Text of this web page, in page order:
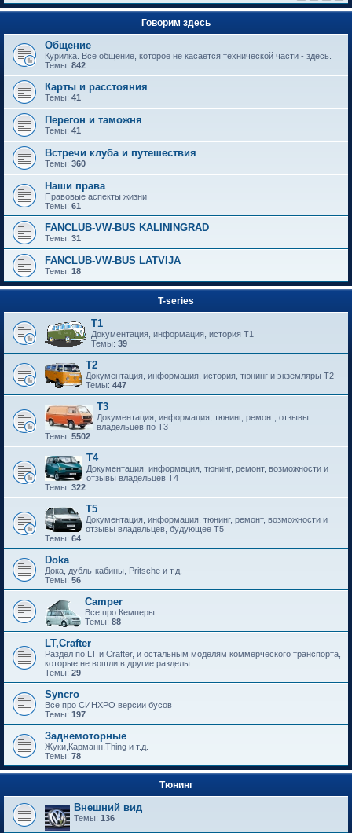
Говорим здесь
Общение
Курилка. Все общение, которое не касается технической части - здесь.
Темы: 842
Карты и расстояния
Темы: 41
Перегон и таможня
Темы: 41
Встречи клуба и путешествия
Темы: 360
Наши права
Правовые аспекты жизни
Темы: 61
FANCLUB-VW-BUS KALININGRAD
Темы: 31
FANCLUB-VW-BUS LATVIJA
Темы: 18
T-series
T1
Документация, информация, история T1
Темы: 39
T2
Документация, информация, история, тюнинг и экземляры T2
Темы: 447
T3
Документация, информация, тюнинг, ремонт, отзывы
владельцев по T3
Темы: 5502
T4
Документация, информация, тюнинг, ремонт, возможности и
отзывы владельцев T4
Темы: 322
T5
Документация, информация, тюнинг, ремонт, возможности и
отзывы владельцев, будующее T5
Темы: 64
Doka
Дока, дубль-кабины, Pritsche и т.д.
Темы: 56
Camper
Все про Кемперы
Темы: 88
LT,Crafter
Раздел по LT и Crafter, и остальным моделям коммерческого транспорта,
которые не вошли в другие разделы
Темы: 29
Syncro
Все про СИНХРО версии бусов
Темы: 197
Заднемоторные
Жуки,Карманн,Thing и т.д.
Темы: 78
Тюнинг
Внешний вид
Темы: 136